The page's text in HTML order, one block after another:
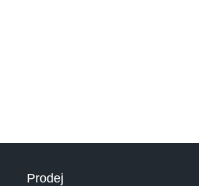
Prodej